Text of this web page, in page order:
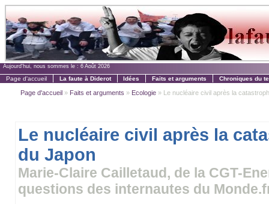
Aujourd'hui, nous sommes le : 6 Août 2026
Page d'accueil La faute à Diderot Idées Faits et arguments Chroniques du
Page d'accueil » Faits et arguments » Ecologie » Le nucléaire civil après la
Le nucléaire civil après la
du Japon
Marie-Claire Cailletaud, de la CGT-
questions des internautes du